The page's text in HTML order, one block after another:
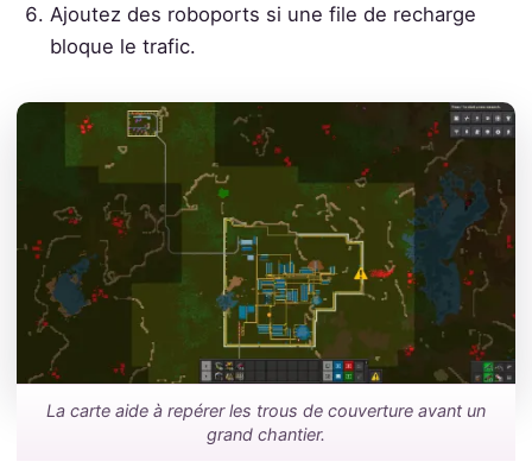
Ajoutez des roboports si une file de recharge
bloque le trafic.
La carte aide à repérer les trous de couverture avant un
grand chantier.